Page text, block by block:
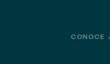
FooterCONOCE